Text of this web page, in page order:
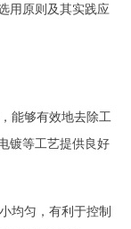
用原则及其实践应
能够有效地去除工
镀等工艺提供良好
均匀，有利于控制